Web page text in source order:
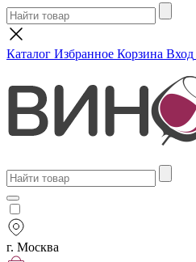
Каталог Избранное Корзина Вход
г. Москва